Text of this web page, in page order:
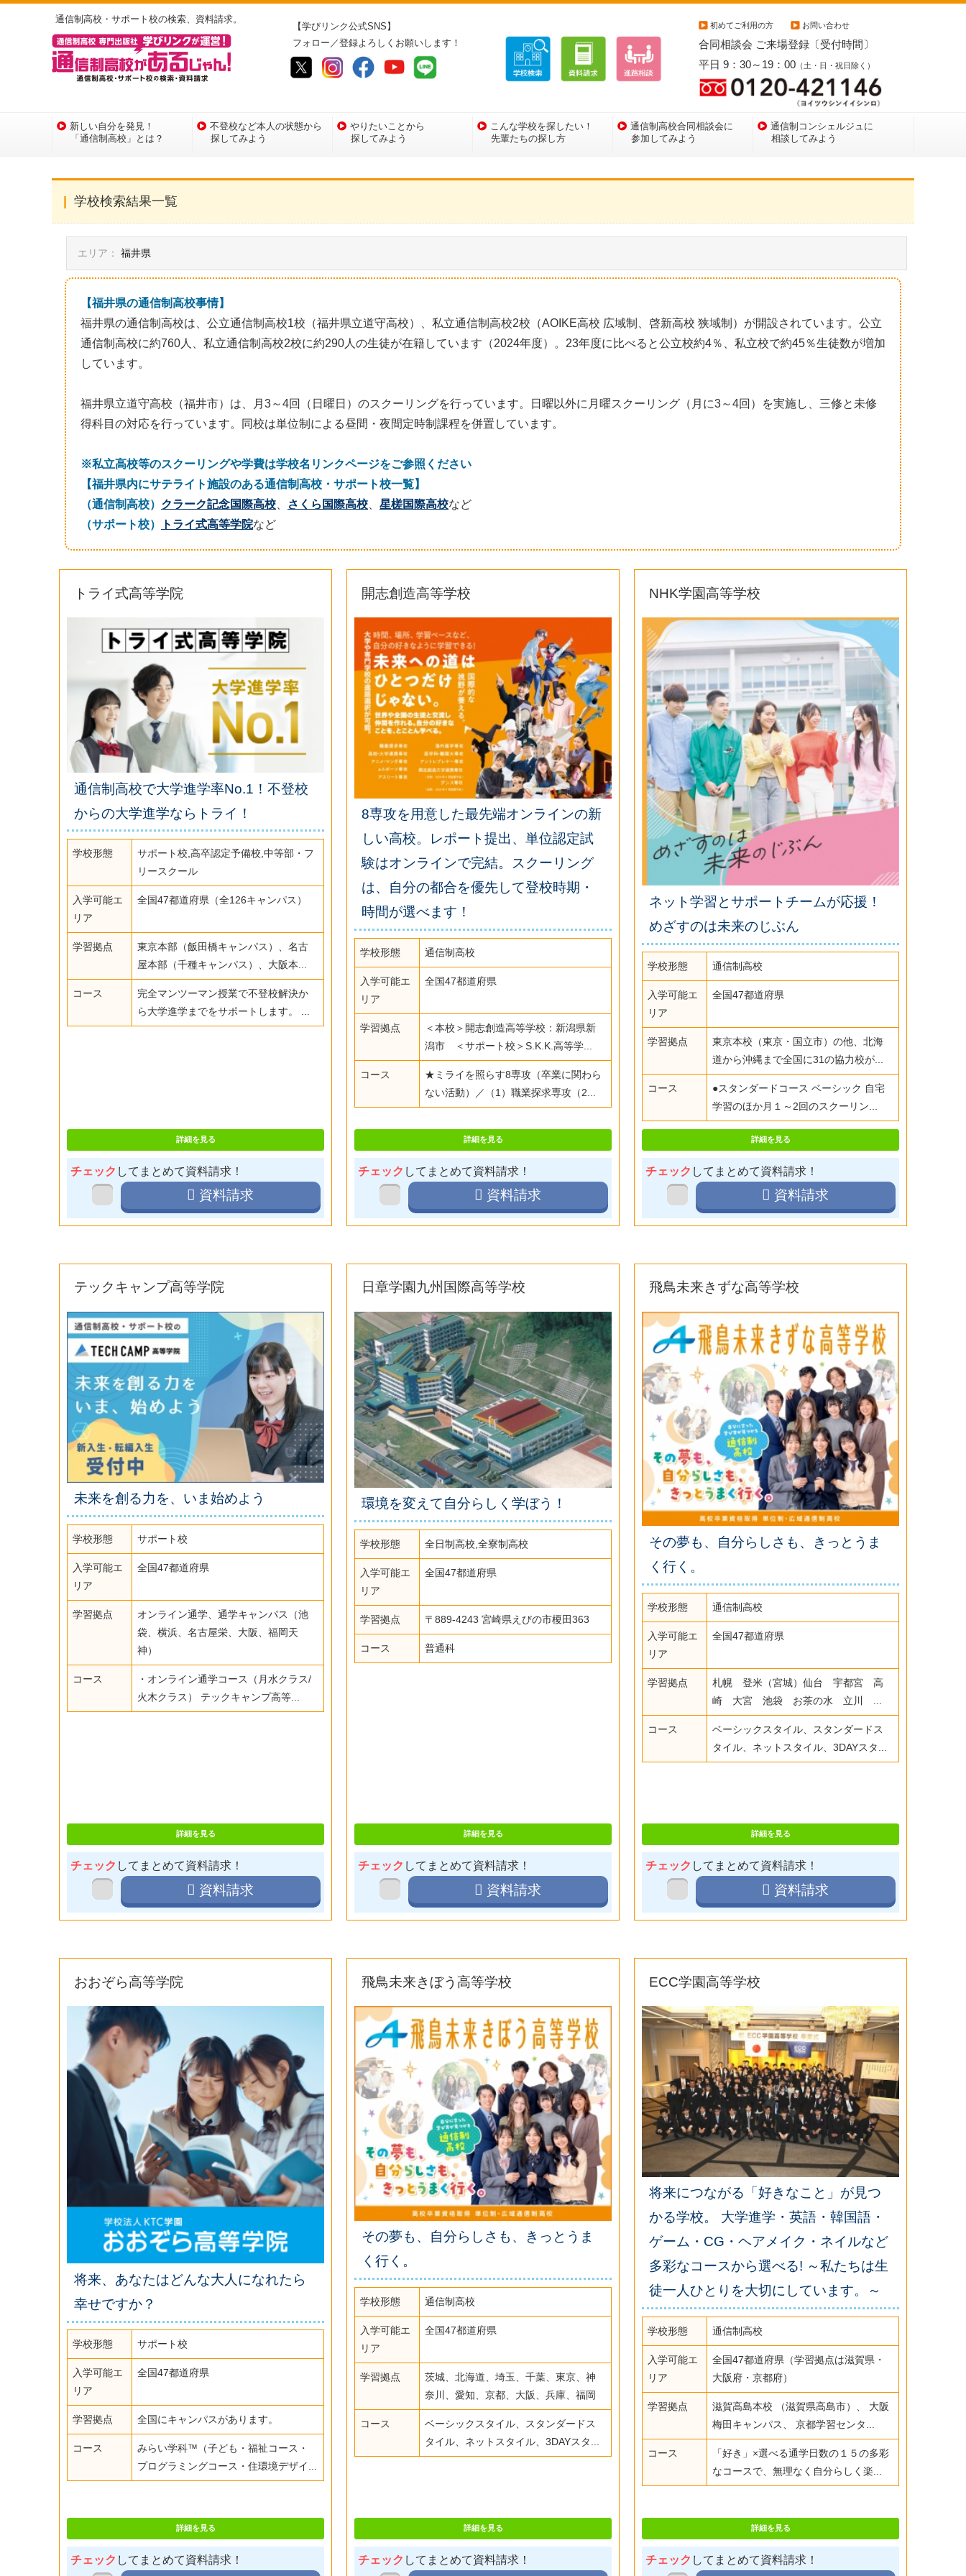
通信制高校・サポート校の検索、資料請求。
【学びリンク公式SNS】
フォロー／登録よろしくお願いします！
初めてご利用の方 お問い合わせ
合同相談会 ご来場登録〔受付時間〕
平日 9：30～19：00 （土・日・祝日除く）
新しい自分を発見！
「通信制高校」とは？
不登校など本人の状態から
探してみよう
やりたいことから
探してみよう
こんな学校を探したい！
先輩たちの探し方
通信制高校合同相談会に
参加してみよう
通信制コンシェルジュに
相談してみよう
学校検索結果一覧
エリア： 福井県
【福井県の通信制高校事情】
福井県の通信制高校は、公立通信制高校1校（福井県立道守高校）、私立通信制高校2校（AOIKE高校 広域制、啓新高校 狭域制）が開設されています。公立
通信制高校に約760人、私立通信制高校2校に約290人の生徒が在籍しています（2024年度）。23年度に比べると公立校約4％、私立校で約45％生徒数が増加
しています。
福井県立道守高校（福井市）は、月3～4回（日曜日）のスクーリングを行っています。日曜以外に月曜スクーリング（月に3～4回）を実施し、三修と未修
得科目の対応を行っています。同校は単位制による昼間・夜間定時制課程を併置しています。
※私立高校等のスクーリングや学費は学校名リンクページをご参照ください
【福井県内にサテライト施設のある通信制高校・サポート校一覧】
（通信制高校） クラーク記念国際高校 さくら国際高校 星槎国際高校など
（サポート校）
トライ式高等学院など
開志創造高等学校
8専攻を用意した最先端オンラインの新
しい高校。レポート提出、単位認定試
験はオンラインで完結。スクーリング
は、自分の都合を優先して登校時期・
時間が選べます！
学校形態 通信制高校
入学可能エ
リア
全国47都道府県
学習拠点
＜本校＞開志創造高等学校：新潟県新
潟市 ＜サポート校＞S.K.K.高等学...
コース
★ミライを照らす8専攻（卒業に関わら
ない活動）／（1）職業探求専攻（2...
詳細を見る
チェック してまとめて資料請求！
資料請求
NHK学園高等学校
ネット学習とサポートチームが応援！
めざすのは未来のじぶん
学校形態 通信制高校
入学可能エ
リア
全国47都道府県
学習拠点
東京本校（東京・国立市）の他、北海
道から沖縄まで全国に31の協力校が...
コース
●スタンダードコース ベーシック 自宅
学習のほか月１～2回のスクーリン...
詳細を見る
チェック してまとめて資料請求！
資料請求
トライ式高等学院
通信制高校で大学進学率No.1！不登校
からの大学進学ならトライ！
学校形態
サポート校,高卒認定予備校,中等部・フ
リースクール
入学可能エ
リア
全国47都道府県（全126キャンパス）
学習拠点
東京本部（飯田橋キャンパス）、名古
屋本部（千種キャンパス）、大阪本...
コース
完全マンツーマン授業で不登校解決か
ら大学進学までをサポートします。 ...
詳細を見る
チェック してまとめて資料請求！
資料請求
テックキャンプ高等学院
未来を創る力を、いま始めよう
学校形態 サポート校
入学可能エ
リア
全国47都道府県
学習拠点
オンライン通学、通学キャンパス（池
袋、横浜、名古屋栄、大阪、福岡天
神）
コース
・オンライン通学コース（月水クラス/
火木クラス） テックキャンプ高等...
詳細を見る
チェック してまとめて資料請求！
資料請求
日章学園九州国際高等学校
環境を変えて自分らしく学ぼう！
学校形態 全日制高校,全寮制高校
入学可能エ
リア
全国47都道府県
学習拠点 〒889-4243 宮崎県えびの市榎田363
コース 普通科
詳細を見る
チェック してまとめて資料請求！
資料請求
飛鳥未来きずな高等学校
その夢も、自分らしさも、きっとうま
く行く。
学校形態 通信制高校
入学可能エ
リア
全国47都道府県
学習拠点
札幌 登米（宮城）仙台 宇都宮 高
崎 大宮 池袋 お茶の水 立川 ...
コース
ベーシックスタイル、スタンダードス
タイル、ネットスタイル、3DAYスタ...
詳細を見る
チェック してまとめて資料請求！
資料請求
おおぞら高等学院
将来、あなたはどんな大人になれたら
幸せですか？
学校形態 サポート校
入学可能エ
リア
全国47都道府県
学習拠点 全国にキャンパスがあります。
コース
みらい学科™（子ども・福祉コース・
プログラミングコース・住環境デザイ...
詳細を見る
チェック してまとめて資料請求！
飛鳥未来きぼう高等学校
その夢も、自分らしさも、きっとうま
く行く。
学校形態 通信制高校
入学可能エ
リア
全国47都道府県
学習拠点
茨城、北海道、埼玉、千葉、東京、神
奈川、愛知、京都、大阪、兵庫、福岡
コース
ベーシックスタイル、スタンダードス
タイル、ネットスタイル、3DAYスタ...
詳細を見る
チェック してまとめて資料請求！
ECC学園高等学校
将来につながる「好きなこと」が見つ
かる学校。 大学進学・英語・韓国語・
ゲーム・CG・ヘアメイク・ネイルなど
多彩なコースから選べる! ～私たちは生
徒一人ひとりを大切にしています。～
学校形態 通信制高校
入学可能エ
リア
全国47都道府県（学習拠点は滋賀県・
大阪府・京都府）
学習拠点
滋賀高島本校 （滋賀県高島市）、 大阪
梅田キャンパス、 京都学習センタ...
コース
「好き」×選べる通学日数の１５の多彩
なコースで、無理なく自分らしく楽...
詳細を見る
チェック してまとめて資料請求！